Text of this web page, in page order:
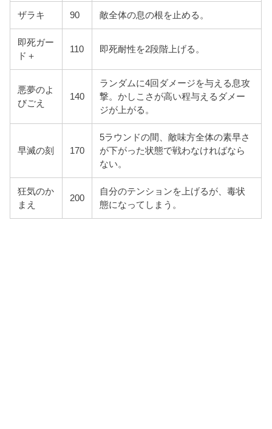
ザラキ 90 敵全体の息の根を止める。
即死ガー
ド＋
110 即死耐性を2段階上げる。
悪夢のよ
びごえ
140
ランダムに4回ダメージを与える息攻
撃。かしこさが高い程与えるダメー
ジが上がる。
早滅の刻 170
5ラウンドの間、敵味方全体の素早さ
が下がった状態で戦わなければなら
ない。
狂気のか
まえ
200
自分のテンションを上げるが、毒状
態になってしまう。